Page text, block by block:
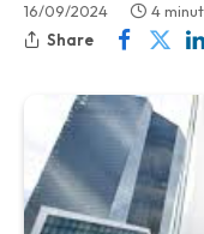
16/09/2024
4
Share